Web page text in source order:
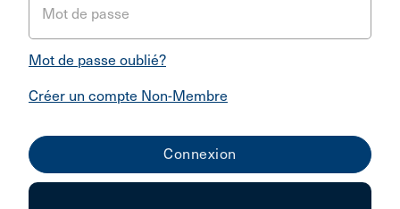
Mot de passe
Mot de passe oublié?
Créer un compte Non-Membre